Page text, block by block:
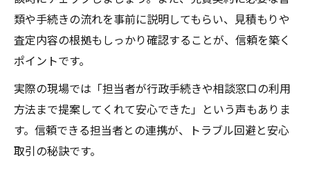
類や手続きの流れを事前に説明してもらい、見積もりや
査定内容の根拠もしっかり確認することが、信頼を築く
ポイントです。
実際の現場では「担当者が行政手続きや相談窓口の利用
方法まで提案してくれて安心できた」という声もありま
す。信頼できる担当者との連携が、トラブル回避と安心
取引の秘訣です。